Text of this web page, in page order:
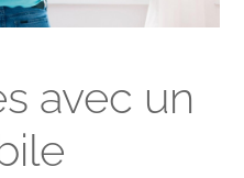
avec un